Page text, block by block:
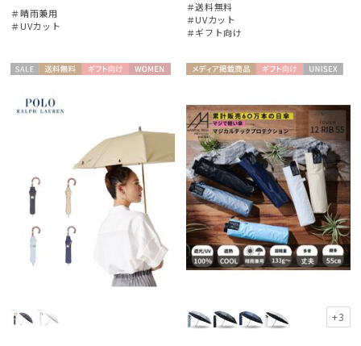
＃晴雨兼用
＃UVカット
＃送料無料
＃UVカット
＃ギフト向け
料
+3